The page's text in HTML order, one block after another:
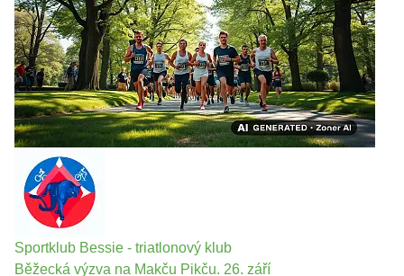
Sportklub Bessie - triatlonový klub
Běžecká výzva na Makču Pikču. 26. září